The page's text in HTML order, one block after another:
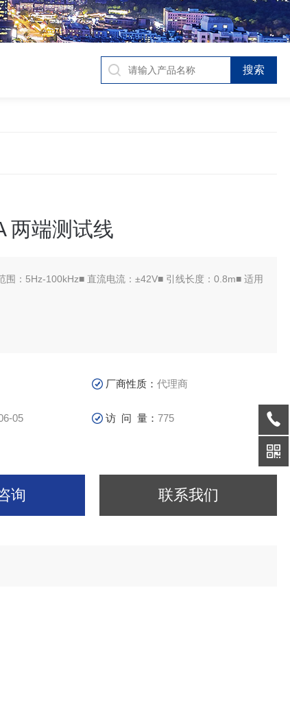
两端测试线
围：5Hz-100kHz■ 直流电流：±42V■ 引线长度：0.8m■ 适用
厂商性质：代理商
05 访 问 量：775
询 联系我们